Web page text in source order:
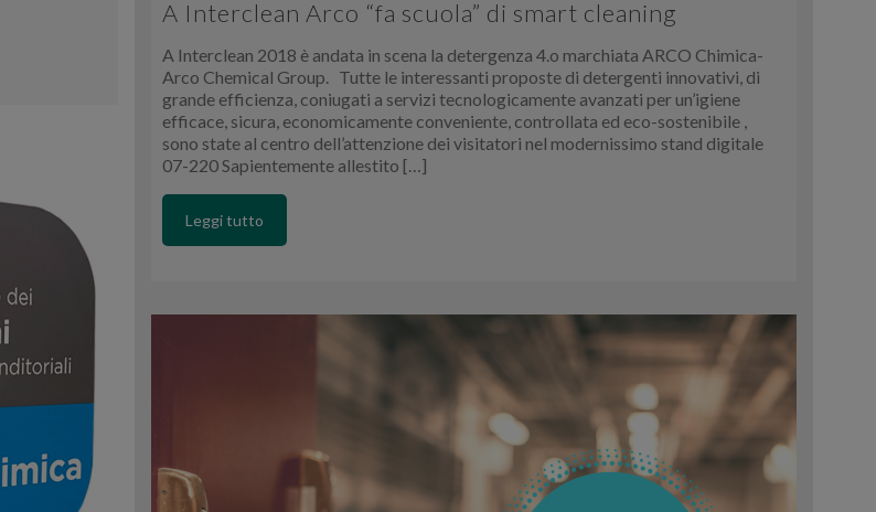
A Interclean Arco “fa scuola” di smart cleaning
A Interclean 2018 è andata in scena la detergenza 4.o marchiata ARCO Chimica-
Arco Chemical Group. Tutte le interessanti proposte di detergenti innovativi, di
grande efficienza, coniugati a servizi tecnologicamente avanzati per un’igiene
efficace, sicura, economicamente conveniente, controllata ed eco-sostenibile ,
sono state al centro dell’attenzione dei visitatori nel modernissimo stand digitale
07-220 Sapientemente allestito […]
Leggi tutto